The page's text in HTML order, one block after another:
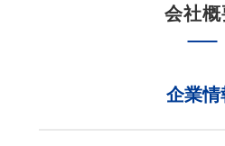
会社概
企業情